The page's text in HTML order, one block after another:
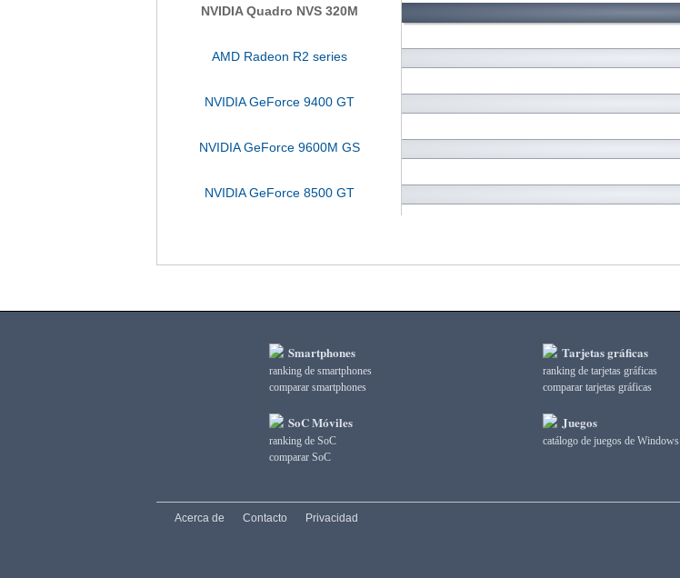
NVIDIA Quadro NVS 320M
AMD Radeon R2 series
NVIDIA GeForce 9400 GT
NVIDIA GeForce 9600M GS
NVIDIA GeForce 8500 GT
Smartphones
ranking de smartphones
comparar smartphones
SoC Móviles
ranking de SoC
comparar SoC
Tarjetas gráficas
ranking de tarjetas gráficas
comparar tarjetas gráficas
Juegos
catálogo de juegos de Windows
Acerca de Contacto Privacidad